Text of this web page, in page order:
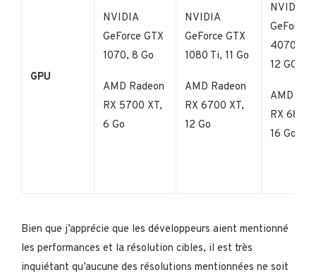
GPU
NVIDIA
GeForce GTX
1070, 8 Go
AMD Radeon
RX 5700 XT,
6 Go
NVIDIA
GeForce GTX
1080 Ti, 11 Go
AMD Radeon
RX 6700 XT,
12 Go
NVIDIA
GeForce
4070
12 GO
AMD
RX 6800
16 Go
Bien que j’apprécie que les développeurs aient mentionné
les performances et la résolution cibles, il est très
inquiétant qu’aucune des résolutions mentionnées ne soit